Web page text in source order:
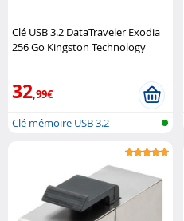
Clé USB 3.2 DataTraveler Exodia
256 Go Kingston Technology
32,99€
Clé mémoire USB 3.2